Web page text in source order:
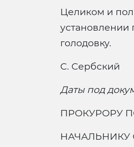
Целиком и
установлении
голодовку.
С. Сербский
Даты под
ПРОКУРОРУ